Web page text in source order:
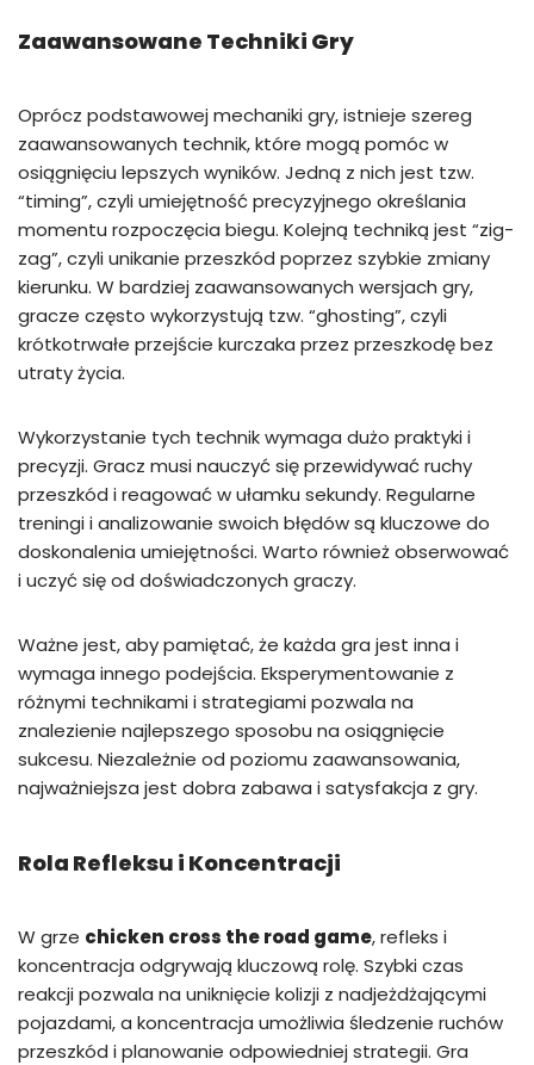
Zaawansowane Techniki Gry
Oprócz podstawowej mechaniki gry, istnieje szereg
zaawansowanych technik, które mogą pomóc w
osiągnięciu lepszych wyników. Jedną z nich jest tzw.
“timing”, czyli umiejętność precyzyjnego określania
momentu rozpoczęcia biegu. Kolejną techniką jest “zig-
zag”, czyli unikanie przeszkód poprzez szybkie zmiany
kierunku. W bardziej zaawansowanych wersjach gry,
gracze często wykorzystują tzw. “ghosting”, czyli
krótkotrwałe przejście kurczaka przez przeszkodę bez
utraty życia.
Wykorzystanie tych technik wymaga dużo praktyki i
precyzji. Gracz musi nauczyć się przewidywać ruchy
przeszkód i reagować w ułamku sekundy. Regularne
treningi i analizowanie swoich błędów są kluczowe do
doskonalenia umiejętności. Warto również obserwować
i uczyć się od doświadczonych graczy.
Ważne jest, aby pamiętać, że każda gra jest inna i
wymaga innego podejścia. Eksperymentowanie z
różnymi technikami i strategiami pozwala na
znalezienie najlepszego sposobu na osiągnięcie
sukcesu. Niezależnie od poziomu zaawansowania,
najważniejsza jest dobra zabawa i satysfakcja z gry.
Rola Refleksu i Koncentracji
W grze chicken cross the road game, refleks i
koncentracja odgrywają kluczową rolę. Szybki czas
reakcji pozwala na uniknięcie kolizji z nadjeżdżającymi
pojazdami, a koncentracja umożliwia śledzenie ruchów
przeszkód i planowanie odpowiedniej strategii. Gra